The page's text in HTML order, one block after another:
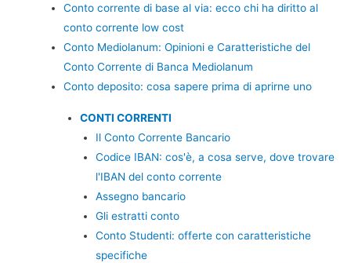
Conto corrente di base al via: ecco chi ha diritto al
conto corrente low cost
Conto Mediolanum: Opinioni e Caratteristiche del
Conto Corrente di Banca Mediolanum
Conto deposito: cosa sapere prima di aprirne uno
CONTI CORRENTI
Il Conto Corrente Bancario
Codice IBAN: cos'è, a cosa serve, dove trovare
l'IBAN del conto corrente
Assegno bancario
Gli estratti conto
Conto Studenti: offerte con caratteristiche
specifiche